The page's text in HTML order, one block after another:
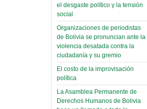
el desgaste político y la tensión
social
Organizaciones de periodistas
de Bolivia se pronuncian ante la
violencia desatada contra la
ciudadanía y su gremio
El costo de la improvisación
política
La Asamblea Permanente de
Derechos Humanos de Bolivia